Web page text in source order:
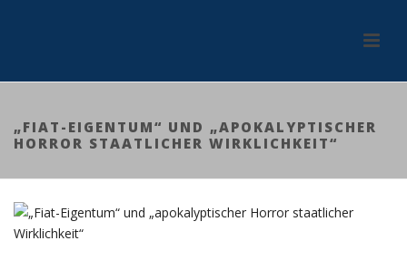
„FIAT-EIGENTUM“ UND „APOKALYPTISCHER
HORROR STAATLICHER WIRKLICHKEIT“